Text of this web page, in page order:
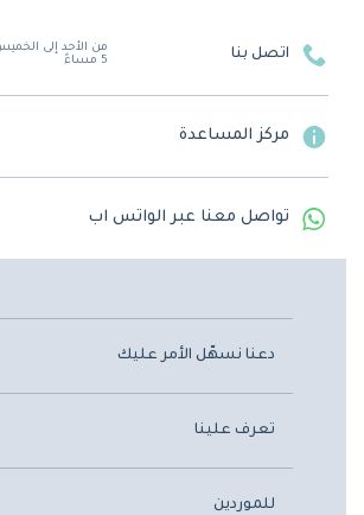
اتصل بنا
5 مساءً
مركز المساعدة
تواصل معنا عبر الواتس اب
دعنا نسهّل الأمر عليك
تعرف علينا
للموردين